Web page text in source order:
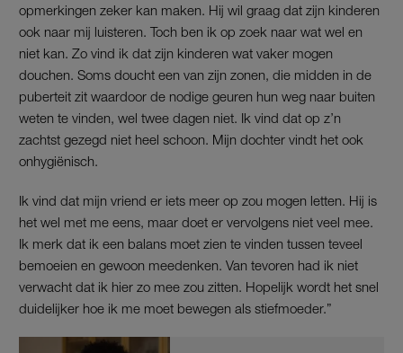
opmerkingen zeker kan maken. Hij wil graag dat zijn kinderen
ook naar mij luisteren. Toch ben ik op zoek naar wat wel en
niet kan. Zo vind ik dat zijn kinderen wat vaker mogen
douchen. Soms doucht een van zijn zonen, die midden in de
puberteit zit waardoor de nodige geuren hun weg naar buiten
weten te vinden, wel twee dagen niet. Ik vind dat op z’n
zachtst gezegd niet heel schoon. Mijn dochter vindt het ook
onhygiënisch.
Ik vind dat mijn vriend er iets meer op zou mogen letten. Hij is
het wel met me eens, maar doet er vervolgens niet veel mee.
Ik merk dat ik een balans moet zien te vinden tussen teveel
bemoeien en gewoon meedenken. Van tevoren had ik niet
verwacht dat ik hier zo mee zou zitten. Hopelijk wordt het snel
duidelijker hoe ik me moet bewegen als stiefmoeder.”